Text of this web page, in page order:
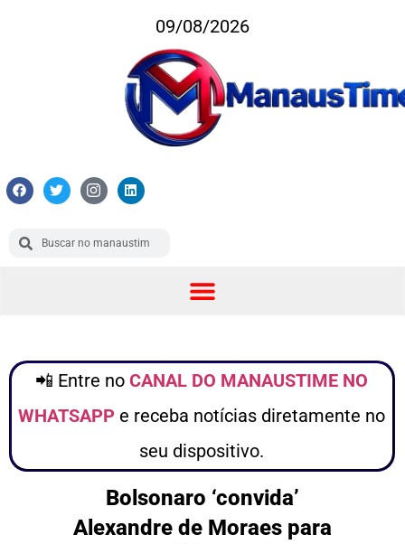
09/08/2026
📲 Entre no CANAL DO MANAUSTIME NO
WHATSAPP e receba notícias diretamente no
seu dispositivo.
Bolsonaro ‘convida’
Alexandre de Moraes para